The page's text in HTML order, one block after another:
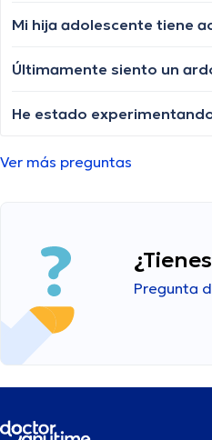
Mi hija adolescente tiene
Últimamente siento un
Ver más preguntas
Pregunta